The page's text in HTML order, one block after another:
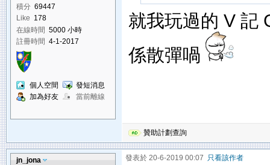
積分 69447
Like 178
在線時間 5000 小時
註冊時間 4-1-2017
個人空間
發短消息
加為好友
當前離線
就我玩過的 V 記
係散彈喎
贊助計劃查詢
jn_jona 發表於 20-6-2019 00:07 只看該作者